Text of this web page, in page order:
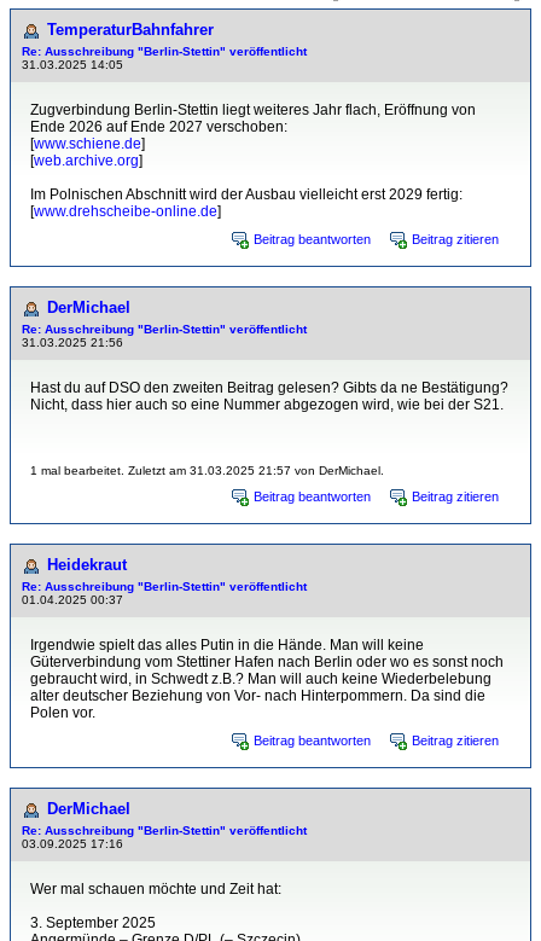
TemperaturBahnfahrer
Re: Ausschreibung "Berlin-Stettin" veröffentlicht
31.03.2025 14:05
Zugverbindung Berlin-Stettin liegt weiteres Jahr flach, Eröffnung von
Ende 2026 auf Ende 2027 verschoben:
[www.schiene.de]
[web.archive.org]
Im Polnischen Abschnitt wird der Ausbau vielleicht erst 2029 fertig:
[www.drehscheibe-online.de]
Beitrag beantworten Beitrag zitieren
DerMichael
Re: Ausschreibung "Berlin-Stettin" veröffentlicht
31.03.2025 21:56
Hast du auf DSO den zweiten Beitrag gelesen? Gibts da ne Bestätigung?
Nicht, dass hier auch so eine Nummer abgezogen wird, wie bei der S21.
1 mal bearbeitet. Zuletzt am 31.03.2025 21:57 von DerMichael.
Beitrag beantworten Beitrag zitieren
Heidekraut
Re: Ausschreibung "Berlin-Stettin" veröffentlicht
01.04.2025 00:37
Irgendwie spielt das alles Putin in die Hände. Man will keine
Güterverbindung vom Stettiner Hafen nach Berlin oder wo es sonst noch
gebraucht wird, in Schwedt z.B.? Man will auch keine Wiederbelebung
alter deutscher Beziehung von Vor- nach Hinterpommern. Da sind die
Polen vor.
Beitrag beantworten Beitrag zitieren
DerMichael
Re: Ausschreibung "Berlin-Stettin" veröffentlicht
03.09.2025 17:16
Wer mal schauen möchte und Zeit hat:
3. September 2025